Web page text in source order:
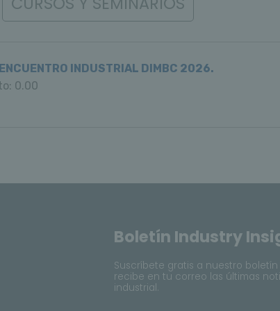
INDUSTRIAL DIMBC 2026.
0.00
Boletín Industry
Suscríbete gratis a nuestro
recibe en tu correo las últimas
industrial.